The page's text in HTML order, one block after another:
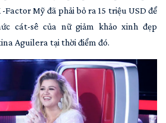
Factor Mỹ đã phải bỏ ra 15 triệu USD để
cát-sê của nữ giảm khảo xinh đẹp
Aguilera tại thời điểm đó.